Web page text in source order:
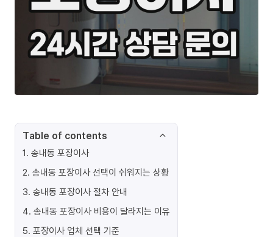
Table of contents
1. 송내동 포장이사
2. 송내동 포장이사 선택이 쉬워지는 상황
3. 송내동 포장이사 절차 안내
4. 송내동 포장이사 비용이 달라지는 이유
5. 포장이사 업체 선택 기준